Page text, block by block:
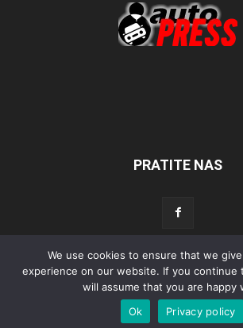
PRATITE NAS
Početna Aktualno Test Tehnika Servis
Lifestyle
Povijest
© Autopress - Sva prava
We use cookies to ensure that we
experience on our website. If you continue
will assume that you are happy
Ok
Privacy policy